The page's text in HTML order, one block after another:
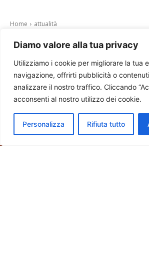
Diamo valore alla tua privacy
Utilizziamo i cookie per migliorare la tua
navigazione, offrirti pubblicità o
analizzare il nostro traffico. Cliccando
acconsenti al nostro utilizzo dei cookie.
Personalizza Rifiuta tutto